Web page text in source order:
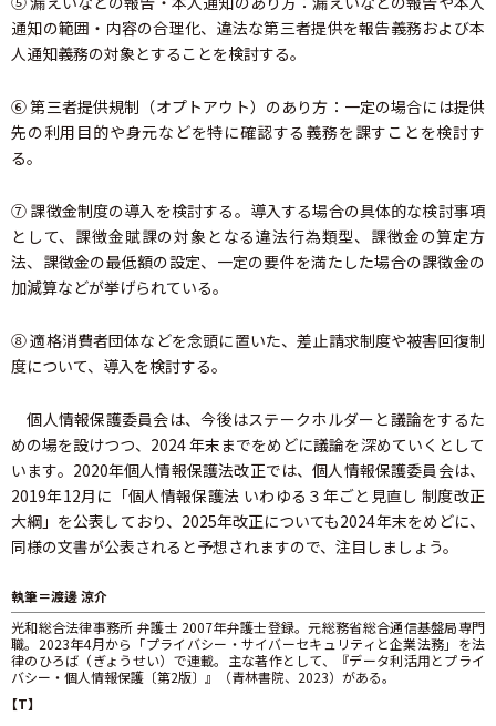
通知の範囲・内容の合理化、違法な第三者提供を報告義務および本
人通知義務の対象とすることを検討する。
⑥ 第三者提供規制（オプトアウト）のあり方：一定の場合には提供
先の利用目的や身元などを特に確認する義務を課すことを検討す
る。
⑦ 課徴金制度の導入を検討する。導入する場合の具体的な検討事項
として、課徴金賦課の対象となる違法行為類型、課徴金の算定方
法、課徴金の最低額の設定、一定の要件を満たした場合の課徴金の
加減算などが挙げられている。
⑧ 適格消費者団体などを念頭に置いた、差止請求制度や被害回復制
度について、導入を検討する。
個人情報保護委員会は、今後はステークホルダーと議論をするた
めの場を設けつつ、2024 年末までをめどに議論を深めていくとして
います。2020年個人情報保護法改正では、個人情報保護委員会は、
2019年12月に「個人情報保護法 いわゆる３年ごと見直し 制度改正
大綱」を公表しており、2025年改正についても2024年末をめどに、
同様の文書が公表されると予想されますので、注目しましょう。
執筆＝渡邊 涼介
光和総合法律事務所 弁護士 2007年弁護士登録。元総務省総合通信基盤局専門
職。2023年4月から「プライバシー・サイバーセキュリティと企業法務」を法
律のひろば（ぎょうせい）で連載。主な著作として、『データ利活用とプライ
バシー・個人情報保護〔第2版〕』（青林書院、2023）がある。
【T】